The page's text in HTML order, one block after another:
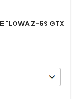
Z-6S GTX